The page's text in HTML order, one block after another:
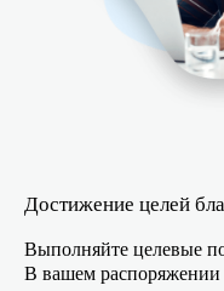
Достижение целей
Выполняйте целевые
В вашем